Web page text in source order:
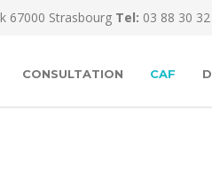
67000 Strasbourg Tel: 03 88 30
CONSULTATION CAF